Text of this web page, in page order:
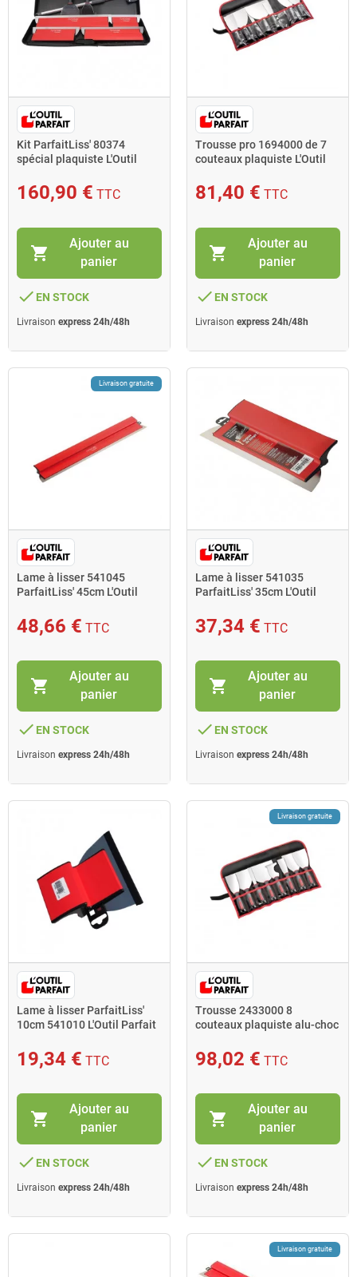
Kit ParfaitLiss' 80374
spécial plaquiste L'Outil
160,90 € TTC
shopping_cart
Ajouter au
panier
done EN STOCK
Livraison express 24h/48h
Trousse pro 1694000 de 7
couteaux plaquiste L'Outil
81,40 € TTC
shopping_cart
Ajouter au
panier
done EN STOCK
Livraison express 24h/48h
Livraison gratuite
Lame à lisser 541045
ParfaitLiss' 45cm L'Outil
48,66 € TTC
shopping_cart
Ajouter au
panier
done EN STOCK
Livraison express 24h/48h
Lame à lisser 541035
ParfaitLiss' 35cm L'Outil
37,34 € TTC
shopping_cart
Ajouter au
panier
done EN STOCK
Livraison express 24h/48h
Lame à lisser ParfaitLiss'
10cm 541010 L'Outil Parfait
19,34 € TTC
shopping_cart
Ajouter au
panier
done EN STOCK
Livraison express 24h/48h
Livraison gratuite
Trousse 2433000 8
couteaux plaquiste alu-choc
98,02 € TTC
shopping_cart
Ajouter au
panier
done EN STOCK
Livraison express 24h/48h
Livraison gratuite